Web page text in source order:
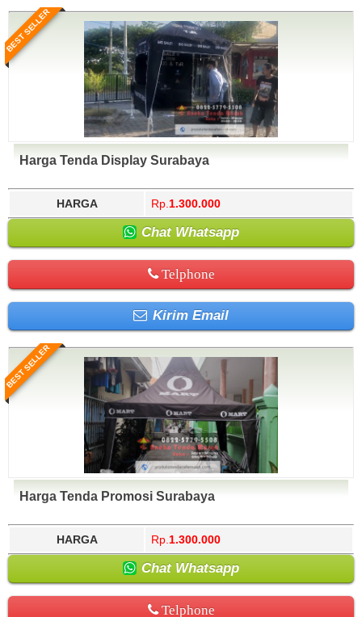
BEST SELLER
Harga Tenda Display Surabaya
HARGA Rp. 1.300.000
Chat Whatsapp
Telphone
Kirim Email
BEST SELLER
Harga Tenda Promosi Surabaya
HARGA Rp. 1.300.000
Chat Whatsapp
Telphone